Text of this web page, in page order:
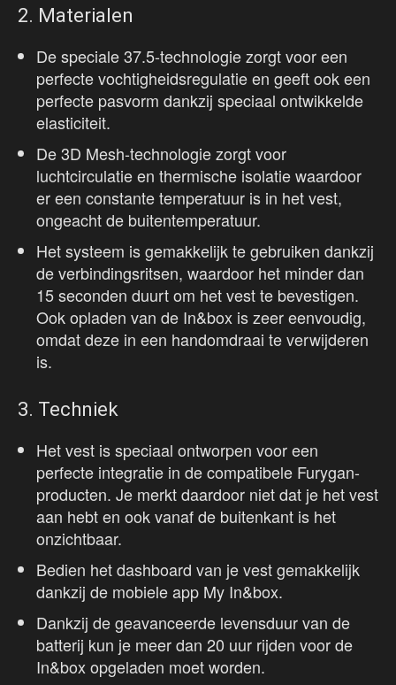
2. Materialen
De speciale 37.5-technologie zorgt voor een
perfecte vochtigheidsregulatie en geeft ook een
perfecte pasvorm dankzij speciaal ontwikkelde
elasticiteit.
De 3D Mesh-technologie zorgt voor
luchtcirculatie en thermische isolatie waardoor
er een constante temperatuur is in het vest,
ongeacht de buitentemperatuur.
Het systeem is gemakkelijk te gebruiken dankzij
de verbindingsritsen, waardoor het minder dan
15 seconden duurt om het vest te bevestigen.
Ook opladen van de In&box is zeer eenvoudig,
omdat deze in een handomdraai te verwijderen
is.
3. Techniek
Het vest is speciaal ontworpen voor een
perfecte integratie in de compatibele Furygan-
producten. Je merkt daardoor niet dat je het vest
aan hebt en ook vanaf de buitenkant is het
onzichtbaar.
Bedien het dashboard van je vest gemakkelijk
dankzij de mobiele app My In&box.
Dankzij de geavanceerde levensduur van de
batterij kun je meer dan 20 uur rijden voor de
In&box opgeladen moet worden.